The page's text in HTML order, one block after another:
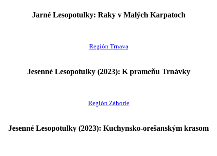
Jarné Lesopotulky: Raky v Malých Karpatoch
Región Trnava
Jesenné Lesopotulky (2023): K prameňu Trnávky
Región Záhorie
Jesenné Lesopotulky (2023): Kuchynsko-orešanským krasom